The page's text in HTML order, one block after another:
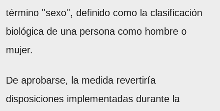
término ''sexo'', definido como la clasificación
biológica de una persona como hombre o
mujer.
De aprobarse, la medida revertiría
disposiciones implementadas durante la